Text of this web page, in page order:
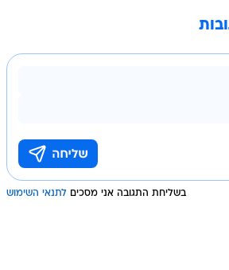
בשליחת התגובה אני מסכים לתנאי השימוש